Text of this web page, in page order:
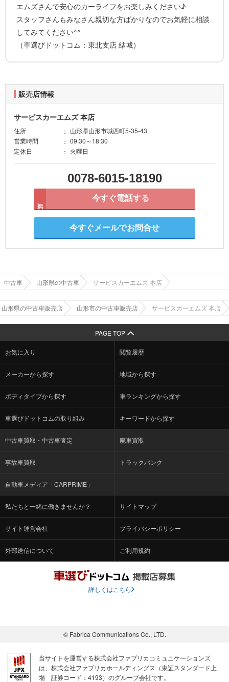
エムズさんで安心のカーライフをお楽しみください♪
スタッフさんもみなさん親切な方ばかりなのでお気軽に相談
してみてください^^
（車選びドットコム：東北支店 結城）
販売店情報
サービスカーエムズ 本店
住所
山形県山形市城西町5-35-43
営業時間
09:30～18:30
定休日
火曜日
0078-6015-18190
今すぐ電話する
今すぐメールでお問合せ
中古車 山形県の中古車 サービスカーエムズ 本店
山形県の中古車販売店 山形市の中古車販売店 サービスカーエムズ 本店
PAGE TOP
お気に入り 閲覧履歴
メーカーから探す 地域から探す
ボディタイプから探す 車ランキングから探す
車選びドットコムの取り組み キーワードから探す
中古車買取・中古車査定 廃車買取
事故車買取 トラックバンク
自動車メディア「CARPRIME」
私たちと一緒に働きませんか？ サイトマップ
サイト運営会社 プライバシーポリシー
外部送信について ご利用規約
詳しくはこちら
© Fabrica Communications Co., LTD.
当サイトを運営する株式会社ファブリカコミュニケーションズ
は、株式会社ファブリカホールディングス（東証スタンダード上
場 証券コード：4193）のグループ会社です。